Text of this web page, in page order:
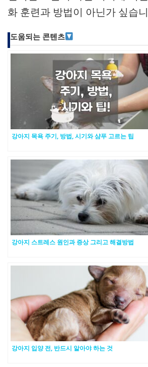
화 훈련과 방법이 아닌가 싶습
도움되는 콘텐츠
강아지 목욕 주기, 방법, 시기와 샴푸 고르는 팁
강아지 스트레스 원인과 증상 그리고 해결방법
강아지 입양 전, 반드시 알아야 하는 것